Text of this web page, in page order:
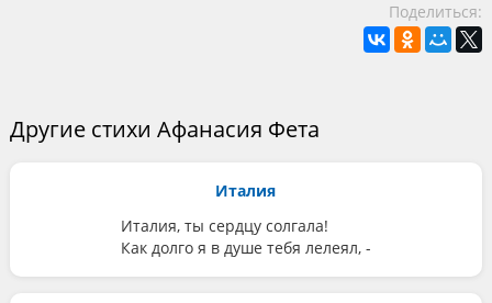
Поделиться:
Другие стихи Афанасия Фета
Италия
Италия, ты сердцу солгала!
Как долго я в душе тебя лелеял, -